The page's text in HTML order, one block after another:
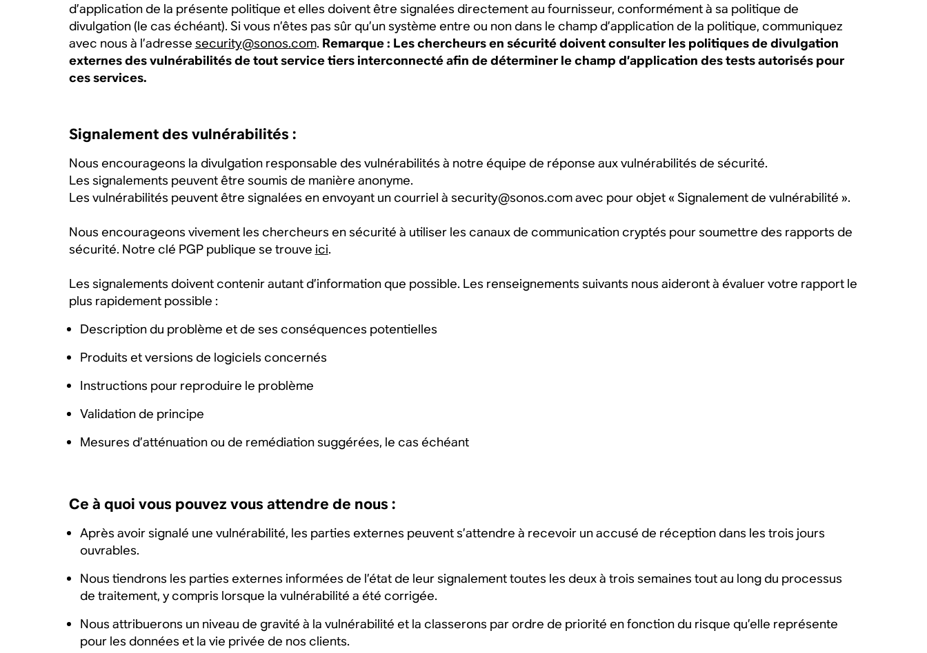
d’application de la présente politique et elles doivent être signalées directement au fournisseur, conformément à sa politique de
divulgation (le cas échéant). Si vous n’êtes pas sûr qu’un système entre ou non dans le champ d’application de la politique, communiquez
avec nous à l’adresse security@sonos.com. Remarque : Les chercheurs en sécurité doivent consulter les politiques de divulgation
externes des vulnérabilités de tout service tiers interconnecté afin de déterminer le champ d’application des tests autorisés pour
ces services.
Signalement des vulnérabilités :
Nous encourageons la divulgation responsable des vulnérabilités à notre équipe de réponse aux vulnérabilités de sécurité.
Les signalements peuvent être soumis de manière anonyme.
Les vulnérabilités peuvent être signalées en envoyant un courriel à security@sonos.com avec pour objet « Signalement de vulnérabilité ».
Nous encourageons vivement les chercheurs en sécurité à utiliser les canaux de communication cryptés pour soumettre des rapports de
sécurité. Notre clé PGP publique se trouve ici.
Les signalements doivent contenir autant d’information que possible. Les renseignements suivants nous aideront à évaluer votre rapport le
plus rapidement possible :
Description du problème et de ses conséquences potentielles
Produits et versions de logiciels concernés
Instructions pour reproduire le problème
Validation de principe
Mesures d’atténuation ou de remédiation suggérées, le cas échéant
Ce à quoi vous pouvez vous attendre de nous :
Après avoir signalé une vulnérabilité, les parties externes peuvent s’attendre à recevoir un accusé de réception dans les trois jours
ouvrables.
Nous tiendrons les parties externes informées de l’état de leur signalement toutes les deux à trois semaines tout au long du processus
de traitement, y compris lorsque la vulnérabilité a été corrigée.
Nous attribuerons un niveau de gravité à la vulnérabilité et la classerons par ordre de priorité en fonction du risque qu’elle représente
pour les données et la vie privée de nos clients.